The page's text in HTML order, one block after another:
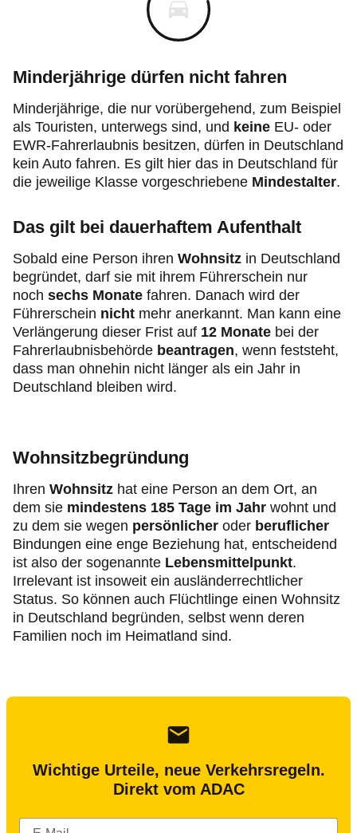
Minderjährige dürfen nicht fahren
Minderjährige, die nur vorübergehend, zum Beispiel
als Touristen, unterwegs sind, und keine EU- oder
EWR-Fahrerlaubnis besitzen, dürfen in Deutschland
kein Auto fahren. Es gilt hier das in Deutschland für
die jeweilige Klasse vorgeschriebene Mindestalter.
Das gilt bei dauerhaftem Aufenthalt
Sobald eine Person ihren Wohnsitz in Deutschland
begründet, darf sie mit ihrem Führerschein nur
noch sechs Monate fahren. Danach wird der
Führerschein nicht mehr anerkannt. Man kann eine
Verlängerung dieser Frist auf 12 Monate bei der
Fahrerlaubnisbehörde beantragen, wenn feststeht,
dass man ohnehin nicht länger als ein Jahr in
Deutschland bleiben wird.
Wohnsitzbegründung
Ihren Wohnsitz hat eine Person an dem Ort, an
dem sie mindestens 185 Tage im Jahr wohnt und
zu dem sie wegen persönlicher oder beruflicher
Bindungen eine enge Beziehung hat, entscheidend
ist also der sogenannte Lebensmittelpunkt.
Irrelevant ist insoweit ein ausländerrechtlicher
Status. So können auch Flüchtlinge einen Wohnsitz
in Deutschland begründen, selbst wenn deren
Familien noch im Heimatland sind.
Wichtige Urteile, neue Verkehrsregeln.
Direkt vom ADAC